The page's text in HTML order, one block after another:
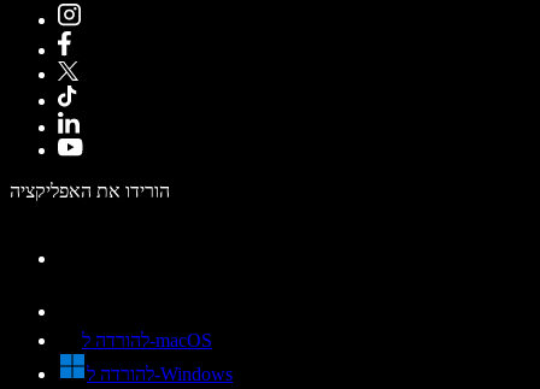
הורידו את האפליקציה
להורדה ל-macOS
להורדה ל-Windows